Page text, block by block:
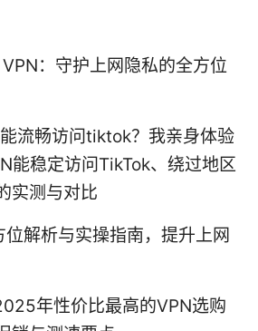
：守护上网隐私的全方位
流畅访问tiktok？我亲身体验
能稳定访问TikTok、绕过地区
实测与对比
解析与实操指南，提升上网
年性价比最高的VPN选购